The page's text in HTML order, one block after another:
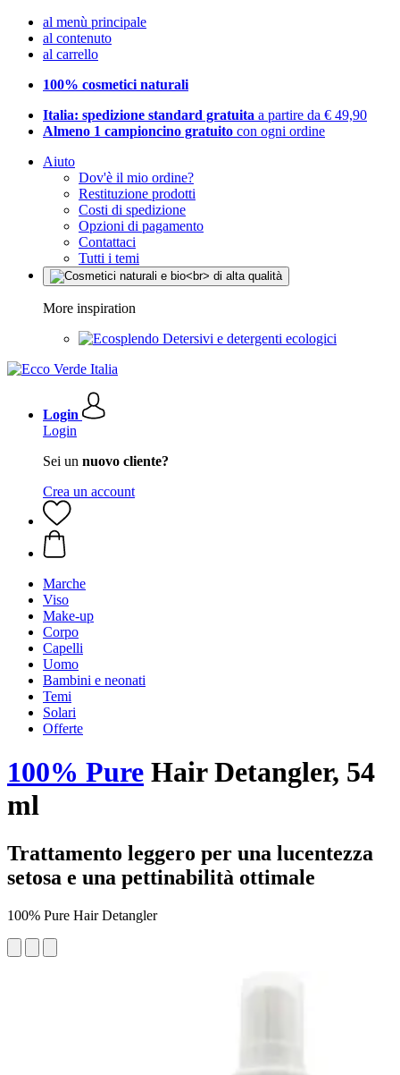
al menù principale
al contenuto
al carrello
100% cosmetici naturali
Italia: spedizione standard gratuita a partire da € 49,90
Almeno 1 campioncino gratuito con ogni ordine
Aiuto
Dov'è il mio ordine?
Restituzione prodotti
Costi di spedizione
Opzioni di pagamento
Contattaci
Tutti i temi
More inspiration
Detersivi e detergenti ecologici
Login
Login
Sei un nuovo cliente?
Crea un account
Marche
Viso
Make-up
Corpo
Capelli
Uomo
Bambini e neonati
Temi
Solari
Offerte
100% Pure Hair Detangler, 54
ml
Trattamento leggero per una lucentezza
setosa e una pettinabilità ottimale
100% Pure Hair Detangler